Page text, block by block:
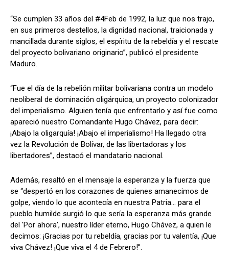
“Se cumplen 33 años del #4Feb de 1992, la luz que nos trajo,
en sus primeros destellos, la dignidad nacional, traicionada y
mancillada durante siglos, el espíritu de la rebeldía y el rescate
del proyecto bolivariano originario”, publicó el presidente
Maduro.
“Fue el día de la rebelión militar bolivariana contra un modelo
neoliberal de dominación oligárquica, un proyecto colonizador
del imperialismo. Alguien tenía que enfrentarlo y así fue como
apareció nuestro Comandante Hugo Chávez, para decir:
¡Abajo la oligarquía! ¡Abajo el imperialismo! Ha llegado otra
vez la Revolución de Bolívar, de las libertadoras y los
libertadores”, destacó el mandatario nacional.
Además, resaltó en el mensaje la esperanza y la fuerza que
se “despertó en los corazones de quienes amanecimos de
golpe, viendo lo que acontecía en nuestra Patria… para el
pueblo humilde surgió lo que sería la esperanza más grande
del 'Por ahora', nuestro líder eterno, Hugo Chávez, a quien le
decimos: ¡Gracias por tu rebeldía, gracias por tu valentía, ¡Que
viva Chávez! ¡Que viva el 4 de Febrero!”.